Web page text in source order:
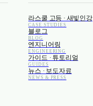
라스쿨 고등 · 새빛인강
CASE STUDIES
블로그
BLOG
엔지니어링
ENGINEERING
가이드 · 튜토리얼
GUIDES
뉴스 · 보도자료
NEWS & PRESS